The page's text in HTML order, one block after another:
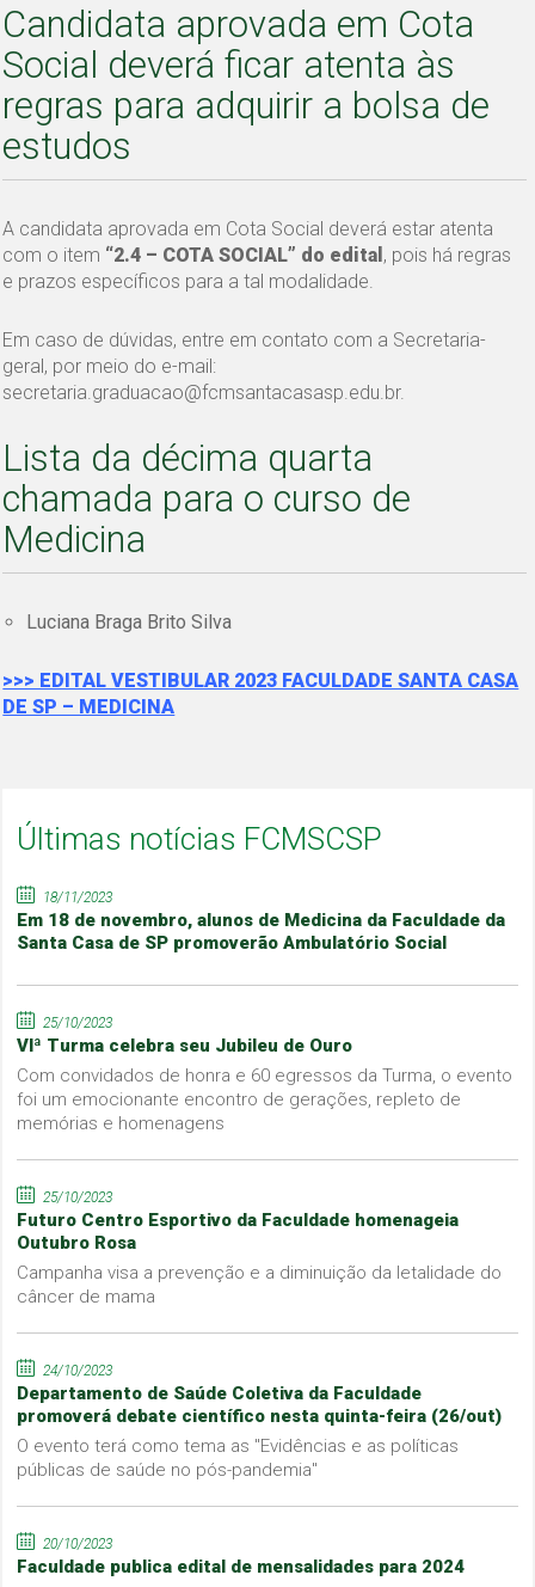
Candidata aprovada em Cota
Social deverá ficar atenta às
regras para adquirir a bolsa de
estudos
A candidata aprovada em Cota Social deverá estar atenta
com o item “2.4 – COTA SOCIAL” do edital , pois há regras
e prazos específicos para a tal modalidade.
Em caso de dúvidas, entre em contato com a Secretaria-
geral, por meio do e-mail:
secretaria.graduacao@fcmsantacasasp.edu.br.
Lista da décima quarta
chamada para o curso de
Medicina
Luciana Braga Brito Silva
>>> EDITAL VESTIBULAR 2023 FACULDADE SANTA CASA
DE SP – MEDICINA
Últimas notícias FCMSCSP
18/11/2023
Em 18 de novembro, alunos de Medicina da Faculdade da
Santa Casa de SP promoverão Ambulatório Social
25/10/2023
VIª Turma celebra seu Jubileu de Ouro
Com convidados de honra e 60 egressos da Turma, o evento
foi um emocionante encontro de gerações, repleto de
memórias e homenagens
25/10/2023
Futuro Centro Esportivo da Faculdade homenageia
Outubro Rosa
Campanha visa a prevenção e a diminuição da letalidade do
câncer de mama
24/10/2023
Departamento de Saúde Coletiva da Faculdade
promoverá debate científico nesta quinta-feira (26/out)
O evento terá como tema as "Evidências e as políticas
públicas de saúde no pós-pandemia"
20/10/2023
Faculdade publica edital de mensalidades para 2024